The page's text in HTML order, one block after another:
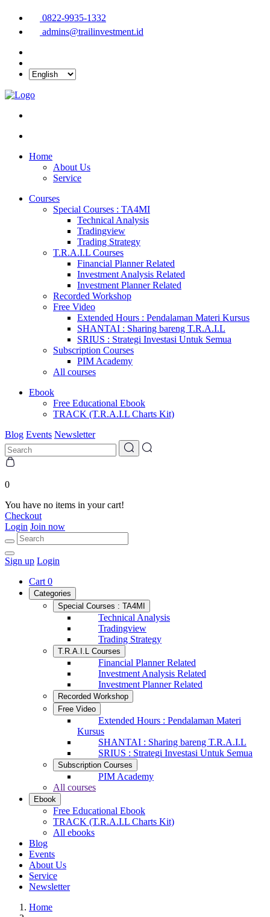
0822-9935-1332
admins@trailinvestment.id
Home
About Us
Service
Courses
Special Courses : TA4MI
Technical Analysis
Tradingview
Trading Strategy
T.R.A.I.L Courses
Financial Planner Related
Investment Analysis Related
Investment Planner Related
Recorded Workshop
Free Video
Extended Hours : Pendalaman Materi Kursus
SHANTAI : Sharing bareng T.R.A.I.L
SRIUS : Strategi Investasi Untuk Semua
Subscription Courses
PIM Academy
All courses
Ebook
Free Educational Ebook
TRACK (T.R.A.I.L Charts Kit)
Blog Events Newsletter
0
You have no items in your cart!
Checkout
Login Join now
Sign up Login
Cart 0
Categories
Special Courses : TA4MI
Technical Analysis
Tradingview
Trading Strategy
T.R.A.I.L Courses
Financial Planner Related
Investment Analysis Related
Investment Planner Related
Recorded Workshop
Free Video
Extended Hours : Pendalaman Materi
Kursus
SHANTAI : Sharing bareng T.R.A.I.L
SRIUS : Strategi Investasi Untuk Semua
Subscription Courses
PIM Academy
All courses
Ebook
Free Educational Ebook
TRACK (T.R.A.I.L Charts Kit)
All ebooks
Blog
Events
About Us
Service
Newsletter
Home